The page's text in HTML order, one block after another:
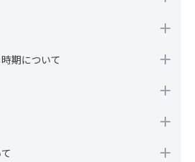
期について